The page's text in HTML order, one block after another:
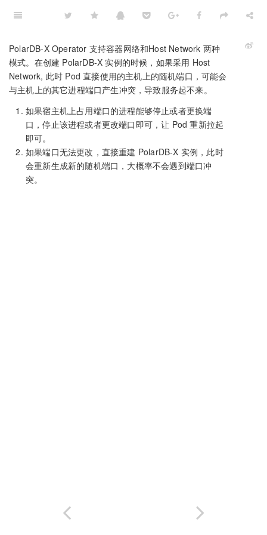
PolarDB-X Operator 支持容器网络和Host Network 两种
模式。在创建 PolarDB-X 实例的时候，如果采用 Host
Network, 此时 Pod 直接使用的主机上的随机端口，可能会
与主机上的其它进程端口产生冲突，导致服务起不来。
如果宿主机上占用端口的进程能够停止或者更换端
口，停止该进程或者更改端口即可，让 Pod 重新拉起
即可。
如果端口无法更改，直接重建 PolarDB-X 实例，此时
会重新生成新的随机端口，大概率不会遇到端口冲
突。